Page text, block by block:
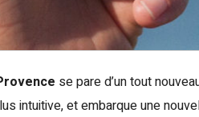
se pare d’un tout
intuitive, et embarque une